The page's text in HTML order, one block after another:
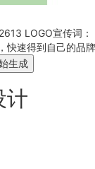
LOGO宣传词：
速得到自己的品
生成
计